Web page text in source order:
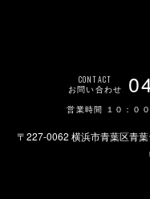
CONTACT
お問い合わせ
営業時間 １０：０
〒227-0062 横浜市青葉区青